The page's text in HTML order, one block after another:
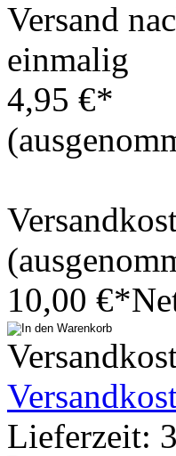
Versand
einmalig
4,95 €*
10,00 €*
Lieferzeit: